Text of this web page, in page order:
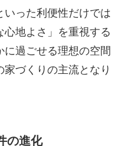
った利便性だけでは
地よさ」を重視する
に過ごせる理想の空間
づくりの主流となり
の進化